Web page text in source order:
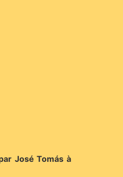
José Tomás à